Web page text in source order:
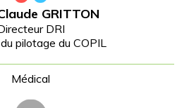
GRITTON
DRI
pilotage du COPIL